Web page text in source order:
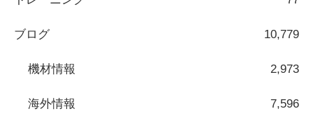
ブログ 10,779
機材情報 2,973
海外情報 7,596